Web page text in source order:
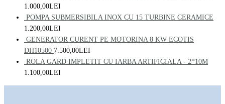
1.000,00LEI
POMPA SUBMERSIBILA INOX CU 15 TURBINE CERAMICE
1.200,00LEI
GENERATOR CURENT PE MOTORINA 8 KW ECOTIS
DH10500 7.500,00LEI
ROLA GARD IMPLETIT CU IARBA ARTIFICIALA - 2*10M
1.100,00LEI